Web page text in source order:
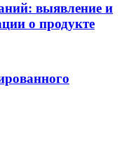
выявление и
о продукте